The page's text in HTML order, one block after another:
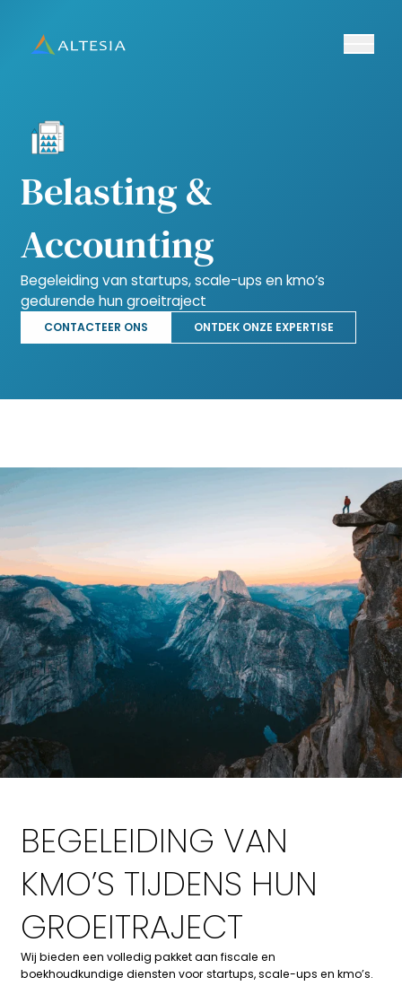
Altesia
Belasting &
Accounting
Begeleiding van startups, scale-ups en kmo’s
gedurende hun groeitraject
CONTACTEER ONS ONTDEK ONZE EXPERTISE
BEGELEIDING VAN
KMO’S TIJDENS HUN
GROEITRAJECT
Wij bieden een volledig pakket aan fiscale en
boekhoudkundige diensten voor startups, scale-ups en kmo’s.